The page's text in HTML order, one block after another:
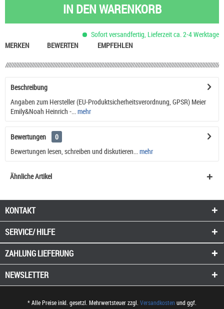
IN DENWARENKORB
Sofort versandfertig, Lieferzeit ca. 2-4 Werktage
MERKEN
BEWERTEN EMPFEHLEN
Beschreibung
Angaben zum Hersteller (EU-Produktsicherheitsverordnung, GPSR) Meier
Emily&Noah Heinrich -...
mehr
Bewertungen
0
Bewertungen lesen, schreiben und diskutieren...
mehr
Ähnliche Artikel
KONTAKT
SERVICE/ HILFE
ZAHLUNGLIEFERUNG
NEWSLETTER
* Alle Preise inkl. gesetzl. Mehrwertsteuer zzgl. Versandkosten und ggf.